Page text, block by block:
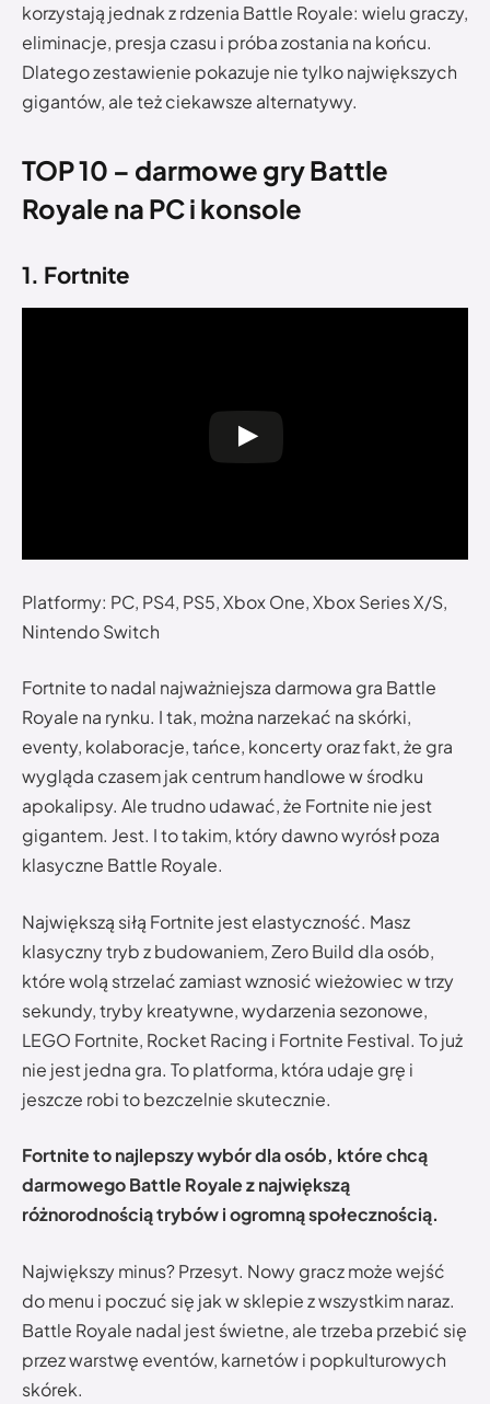
korzystają jednak z rdzenia Battle Royale: wielu graczy,
eliminacje, presja czasu i próba zostania na końcu.
Dlatego zestawienie pokazuje nie tylko największych
gigantów, ale też ciekawsze alternatywy.
TOP 10 – darmowe gry Battle
Royale na PC i konsole
1. Fortnite
Platformy: PC, PS4, PS5, Xbox One, Xbox Series X/S,
Nintendo Switch
Fortnite to nadal najważniejsza darmowa gra Battle
Royale na rynku. I tak, można narzekać na skórki,
eventy, kolaboracje, tańce, koncerty oraz fakt, że gra
wygląda czasem jak centrum handlowe w środku
apokalipsy. Ale trudno udawać, że Fortnite nie jest
gigantem. Jest. I to takim, który dawno wyrósł poza
klasyczne Battle Royale.
Największą siłą Fortnite jest elastyczność. Masz
klasyczny tryb z budowaniem, Zero Build dla osób,
które wolą strzelać zamiast wznosić wieżowiec w trzy
sekundy, tryby kreatywne, wydarzenia sezonowe,
LEGO Fortnite, Rocket Racing i Fortnite Festival. To już
nie jest jedna gra. To platforma, która udaje grę i
jeszcze robi to bezczelnie skutecznie.
Fortnite to najlepszy wybór dla osób, które chcą
darmowego Battle Royale z największą
różnorodnością trybów i ogromną społecznością.
Największy minus? Przesyt. Nowy gracz może wejść
do menu i poczuć się jak w sklepie z wszystkim naraz.
Battle Royale nadal jest świetne, ale trzeba przebić się
przez warstwę eventów, karnetów i popkulturowych
skórek.